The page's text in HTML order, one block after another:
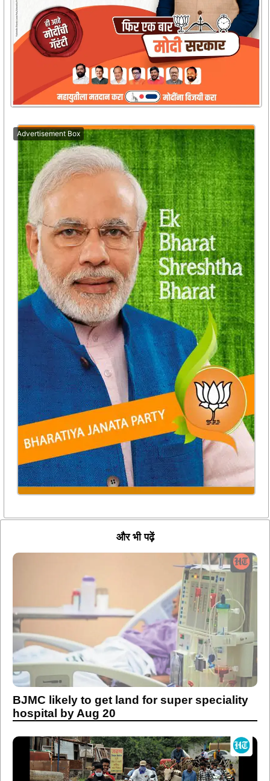
Advertisement Box
और भी पढ़ें
BJMC likely to get land for super speciality
hospital by Aug 20